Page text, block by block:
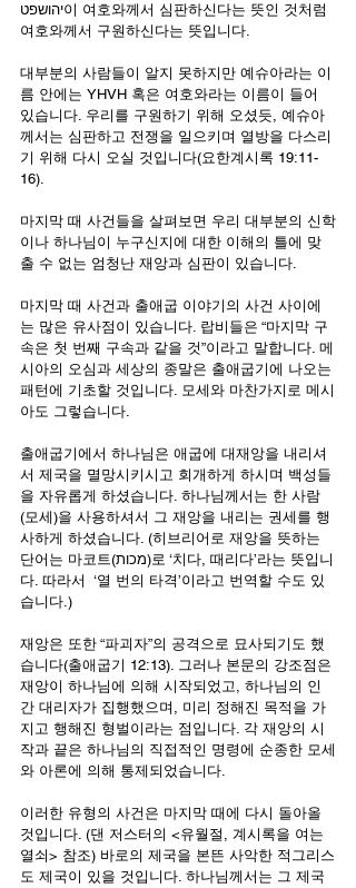
יהושפט이 여호와께서 심판하신다는 뜻인 것처럼
여호와께서 구원하신다는 뜻입니다.
대부분의 사람들이 알지 못하지만 예슈아라는 이
름 안에는 YHVH 혹은 여호와라는 이름이 들어
있습니다. 우리를 구원하기 위해 오셨듯, 예슈아
께서는 심판하고 전쟁을 일으키며 열방을 다스리
기 위해 다시 오실 것입니다(요한계시록 19:11-
16).
마지막 때 사건들을 살펴보면 우리 대부분의 신학
이나 하나님이 누구신지에 대한 이해의 틀에 맞
출 수 없는 엄청난 재앙과 심판이 있습니다.
마지막 때 사건과 출애굽 이야기의 사건 사이에
는 많은 유사점이 있습니다. 랍비들은 “마지막 구
속은 첫 번째 구속과 같을 것”이라고 말합니다. 메
시아의 오심과 세상의 종말은 출애굽기에 나오는
패턴에 기초할 것입니다. 모세와 마찬가지로 메시
아도 그렇습니다.
출애굽기에서 하나님은 애굽에 대재앙을 내리셔
서 제국을 멸망시키시고 회개하게 하시며 백성들
을 자유롭게 하셨습니다. 하나님께서는 한 사람
(모세)을 사용하셔서 그 재앙을 내리는 권세를 행
사하게 하셨습니다. (히브리어로 재앙을 뜻하는
단어는 마코트(מכות)로 ‘치다, 때리다’라는 뜻입니
다. 따라서  ‘열 번의 타격’이라고 번역할 수도 있
습니다.)
재앙은 또한 “파괴자”의 공격으로 묘사되기도 했
습니다(출애굽기 12:13). 그러나 본문의 강조점은
재앙이 하나님에 의해 시작되었고, 하나님의 인
간 대리자가 집행했으며, 미리 정해진 목적을 가
지고 행해진 형벌이라는 점입니다. 각 재앙의 시
작과 끝은 하나님의 직접적인 명령에 순종한 모세
와 아론에 의해 통제되었습니다.
이러한 유형의 사건은 마지막 때에 다시 돌아올
것입니다. (댄 저스터의 <유월절, 계시록을 여는
열쇠> 참조) 바로의 제국을 본뜬 사악한 적그리스
도 제국이 있을 것입니다. 하나님께서는 그 제국